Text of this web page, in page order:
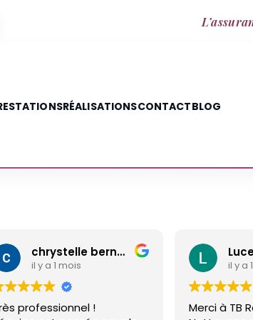
RÉALISATIONSCONTACTBLOG
chrystelle bernard
!
Luce Marie
il y a 1 mois
Merci à TB Rénovation et